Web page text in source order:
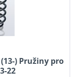
(13-) Pružiny pro
22